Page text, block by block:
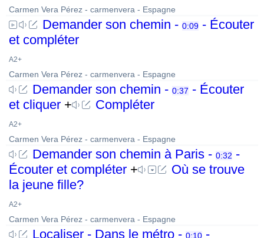
Carmen Vera Pérez - carmenvera - Espagne
Demander son chemin - 0:09- Écouter
et compléter
A2+
Carmen Vera Pérez - carmenvera - Espagne
Demander son chemin - 0:37- Écouter
et cliquer + Compléter
A2+
Carmen Vera Pérez - carmenvera - Espagne
Demander son chemin à Paris - 0:32-
Écouter et compléter +
Où se trouve
la jeune fille?
A2+
Carmen Vera Pérez - carmenvera - Espagne
Localiser - Dans le métro - 0:10-